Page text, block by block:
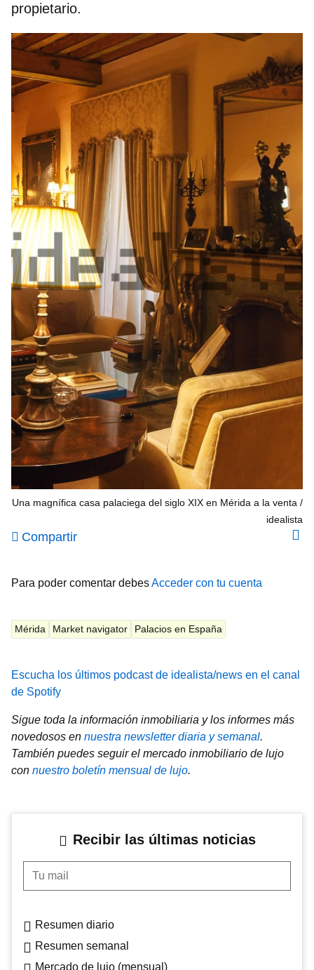
propietario.
Una magnífica casa palaciega del siglo XIX en Mérida a la venta
idealista
Compartir
Para poder comentar debesAcceder con tu cuenta
Mérida Market navigator Palacios en España
Escucha los últimos podcast de idealista/news en el canal
de Spotify
Sigue toda la información inmobiliaria y los informes más
novedosos en nuestra newsletter diaria y semanal.
También puedes seguir el mercado inmobiliario de lujo
con nuestro boletín mensual de lujo.
Recibir las últimas noticias
Tu mail
Resumen diario
Resumen semanal
Mercado de lujo (mensual)